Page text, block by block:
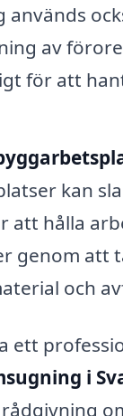
används
av
för att
kan
att hålla
genom att
och
ett
i